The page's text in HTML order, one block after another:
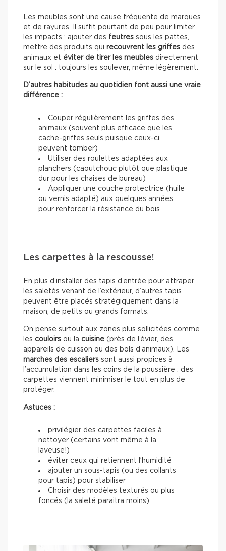
Les meubles sont une cause fréquente de marques
et de rayures. Il suffit pourtant de peu pour limiter
les impacts : ajouter des feutres sous les pattes,
mettre des produits qui recouvrent les griffes des
animaux et éviter de tirer les meubles directement
sur le sol : toujours les soulever, même légèrement.
D’autres habitudes au quotidien font aussi une vraie
différence :
Couper régulièrement les griffes des
animaux (souvent plus efficace que les
cache-griffes seuls puisque ceux-ci
peuvent tomber)
Utiliser des roulettes adaptées aux
planchers (caoutchouc plutôt que plastique
dur pour les chaises de bureau)
Appliquer une couche protectrice (huile
ou vernis adapté) aux quelques années
pour renforcer la résistance du bois
Les carpettes à la rescousse!
En plus d’installer des tapis d’entrée pour attraper
les saletés venant de l’extérieur, d’autres tapis
peuvent être placés stratégiquement dans la
maison, de petits ou grands formats.
On pense surtout aux zones plus sollicitées comme
les couloirs ou la cuisine (près de l’évier, des
appareils de cuisson ou des bols d’animaux). Les
marches des escaliers sont aussi propices à
l’accumulation dans les coins de la poussière : des
carpettes viennent minimiser le tout en plus de
protéger.
Astuces :
privilégier des carpettes faciles à
nettoyer (certains vont même à la
laveuse!)
éviter ceux qui retiennent l’humidité
ajouter un sous-tapis (ou des collants
pour tapis) pour stabiliser
Choisir des modèles texturés ou plus
foncés (la saleté paraitra moins)